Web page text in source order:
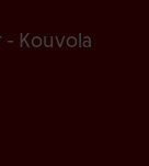
- Kouvola